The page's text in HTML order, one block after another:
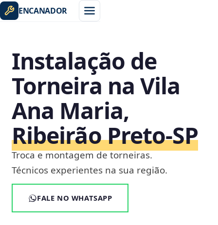
ENCANADOR
Instalação de
Torneira na Vila
Ana Maria,
Ribeirão Preto‑SP
Troca e montagem de torneiras.
Técnicos experientes na sua região.
FALE NO WHATSAPP